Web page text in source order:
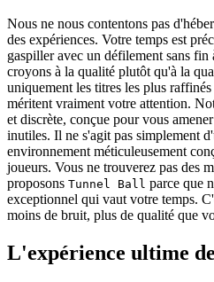
Nous ne nous contentons pas
des expériences. Votre temps est
gaspiller avec un défilement sans
croyons à la qualité plutôt qu'à la
uniquement les titres les plus
méritent vraiment votre attention.
et discrète, conçue pour vous
inutiles. Il ne s'agit pas simplement
environnement méticuleusement
joueurs. Vous ne trouverez pas des
proposons Tunnel Ball parce que
exceptionnel qui vaut votre temps.
moins de bruit, plus de qualité que
L'expérience ultime